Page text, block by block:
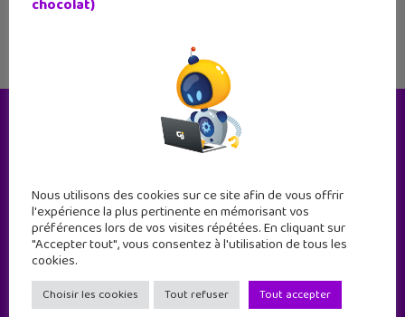
Le magazine
chocolat)
Nous utilisons des cookies sur ce site afin de vous offrir
l'expérience la plus pertinente en mémorisant vos
préférences lors de vos visites répétées. En cliquant sur
"Accepter tout", vous consentez à l'utilisation de tous les
cookies.
Choisir les cookies Tout refuser Tout accepter